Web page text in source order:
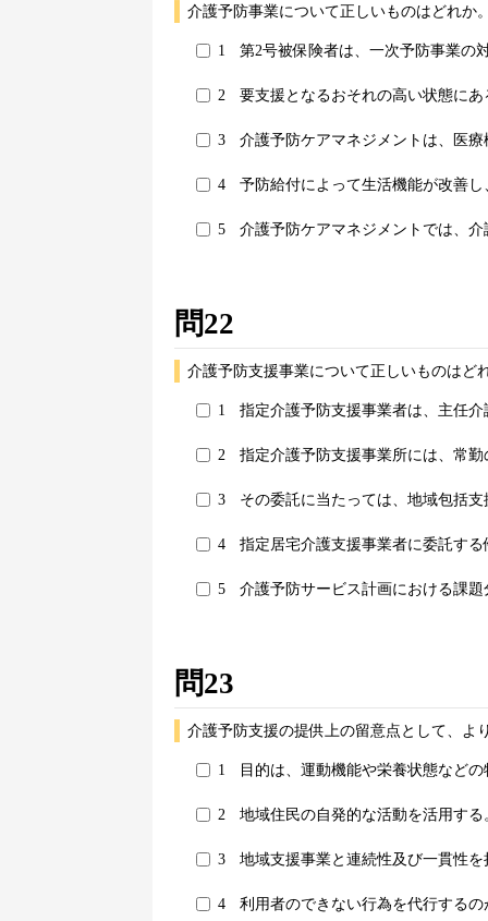
介護予防事業について正しいものはどれか
1 第2号被保険者は、一次予防事業の
2 要支援となるおそれの高い状態に
3 介護予防ケアマネジメントは、医
4 予防給付によって生活機能が改善
5 介護予防ケアマネジメントでは、
問22
介護予防支援事業について正しいものはど
1 指定介護予防支援事業者は、主任
2 指定介護予防支援事業所には、常
3 その委託に当たっては、地域包括
4 指定居宅介護支援事業者に委託す
5 介護予防サービス計画における課
問23
介護予防支援の提供上の留意点として、よ
1 目的は、運動機能や栄養状態など
2 地域住民の自発的な活動を活用する
3 地域支援事業と連続性及び一貫性
4 利用者のできない行為を代行する